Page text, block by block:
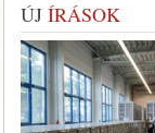
ÚJ ÍRÁSOK